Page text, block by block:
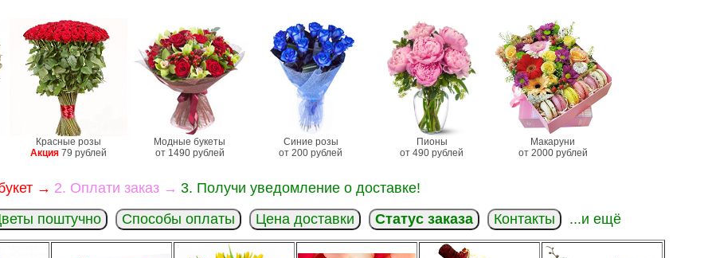
Красные розы
Акция 79 рублей
Модные букеты
от 1490 рублей
Синие розы
от 200 рублей
Пионы
от 490 рублей
Макаруни
от 2000 рублей
→ 2. Оплати заказ → 3. Получи уведомление о доставке!
поштучно Способы оплаты Цена доставки Статус заказа Контакты ...и ещё